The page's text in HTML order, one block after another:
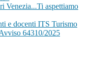
Venezia...Ti aspettiamo
e docenti ITS Turismo
64310/2025